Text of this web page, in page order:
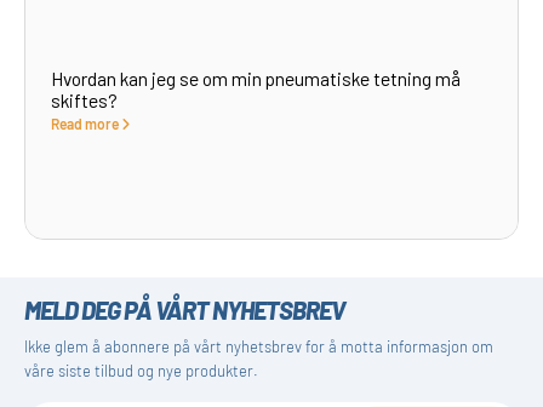
Hvordan kan jeg se om min pneumatiske tetning må
skiftes?
Read more
MELD DEG PÅ VÅRT NYHETSBREV
Ikke glem å abonnere på vårt nyhetsbrev for å motta informasjon om
våre siste tilbud og nye produkter.